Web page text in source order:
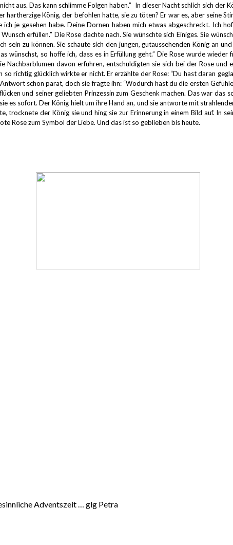
aus. Das kann schlimme Folgen haben.” In dieser Nacht schlich sich der
hartherzige König, der befohlen hatte, sie zu töten?Er war es, aber seine
ich je gesehen habe.Deine Dornen haben mich etwas abgeschreckt. Ich
erfüllen.” Die Rose dachte nach.Sie wünschte sich Einiges.Sie
sein zu können.Sie schaute sich den jungen, gutaussehenden König an
wünschst, so hoffe ich, dass es in Erfüllung geht.”Die Rose wurde wieder
Nachbarblumen davon erfuhren, entschuldigten sie sich bei der Rose und
so richtig glücklich wirkte er nicht. Er erzählte der Rose: “Du hast daran
schon parat, doch sie fragte ihn:“Wodurch hast du die ersten
und seiner geliebten Prinzessin zum Geschenk machen. Das war das
es sofort.Der König hielt um ihre Hand an, und sie antworte mit
trocknete der König sie und hing sie zur Erinnerung in einem Bild auf. In
Rose zum Symbol der Liebe. Und das ist so geblieben bis heute.
Adventszeit … glg Petra